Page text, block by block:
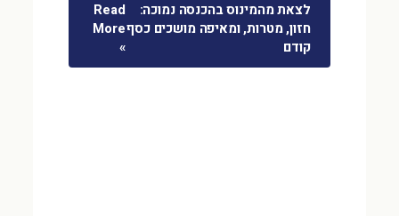
לצאת מהמינוס בהכנסה נמוכה:
חזון, מטרות, ומאיפה מושכים כסף
קודם
Read
More
»